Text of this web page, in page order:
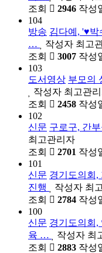
조회
2946 작성
104
방송 김다예, '♥박
…
작성자 최고
조회
3007 작성
103
도서영상 부모의
작성자 최고관
조회
2458 작성
102
신문 구로구, 간
최고관리자
조회
2701 작성
101
신문 경기도의회,
진행
작성자 최
조회
2784 작성
100
신문 경기도의회,
육 …
작성자 최
조회
2883 작성